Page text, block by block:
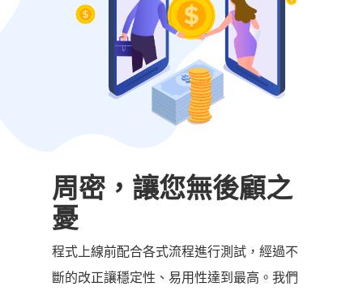
周密，讓您無後顧之
憂
程式上線前配合各式流程進行測試，經過不
斷的改正讓穩定性、易用性達到最高。我們